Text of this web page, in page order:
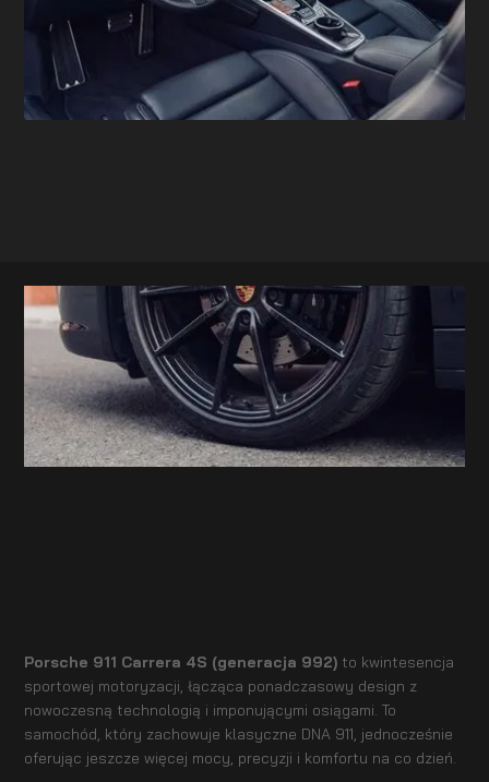
Porsche 911 Carrera 4S (generacja 992) to kwintesencja
sportowej motoryzacji, łącząca ponadczasowy design z
nowoczesną technologią i imponującymi osiągami. To
samochód, który zachowuje klasyczne DNA 911, jednocześnie
oferując jeszcze więcej mocy, precyzji i komfortu na co dzień.